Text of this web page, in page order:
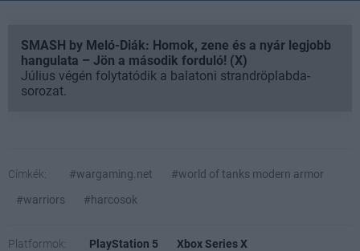
SMASH by Meló-Diák: Homok, zene és a nyár legjobb
hangulata – Jön a második forduló! (X)
Július végén folytatódik a balatoni strandröplabda-
sorozat.
Címkék: #wargaming.net
#world of tanks modern armor
#warriors
#harcosok
Platformok: PlayStation 5 Xbox Series X